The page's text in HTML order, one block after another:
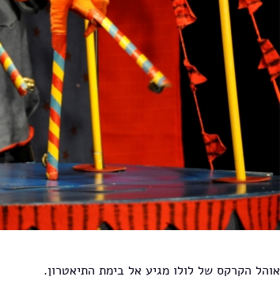
אוהל הקרקס של לולו מגיע אל בימת התיאטרון.